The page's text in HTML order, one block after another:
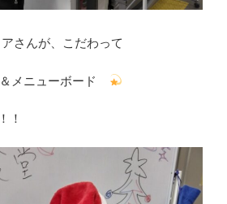
アさんが、こだわって
メニューボード
！